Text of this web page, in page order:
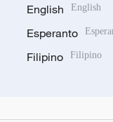
English English
Esperanto
Filipino Filipino